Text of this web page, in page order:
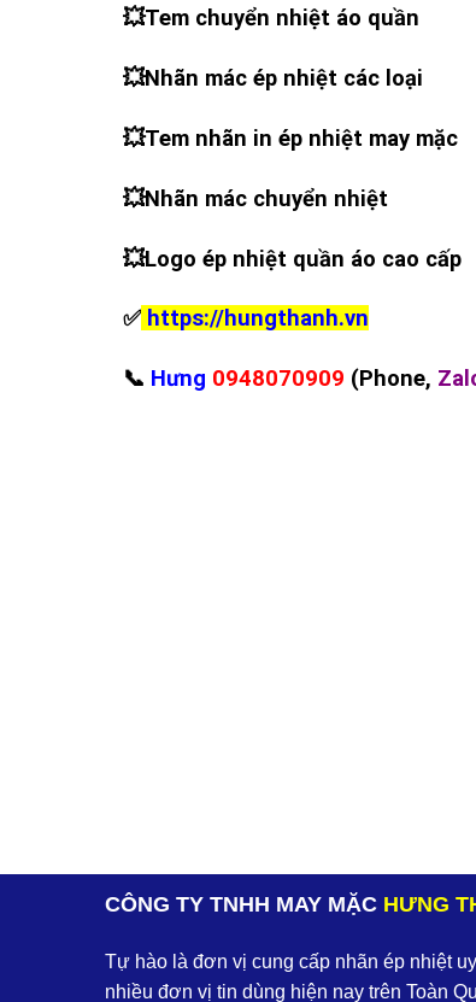
💥Tem chuyển nhiệt áo quần
💥Nhãn mác ép nhiệt các loại
💥Tem nhãn in ép nhiệt may mặc
💥Nhãn mác chuyển nhiệt
💥Logo ép nhiệt quần áo cao cấp
✅ https://hungthanh.vn
📞 Hưng 0948070909 (Phone,
CÔNG TY TNHH MAY MẶC HƯNG
Tự hào là đơn vị cung cấp nhãn ép nhiệt
nhiều đơn vị tin dùng hiện nay trên Toàn